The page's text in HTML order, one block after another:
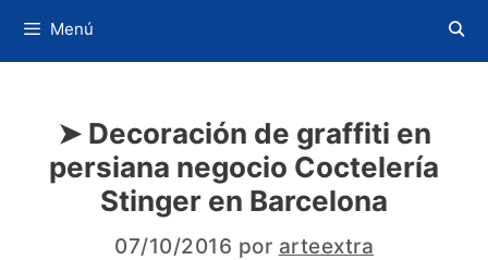
Menú
➤ Decoración de graffiti en
persiana negocio Coctelería
Stinger en Barcelona
07/10/2016 por arteextra